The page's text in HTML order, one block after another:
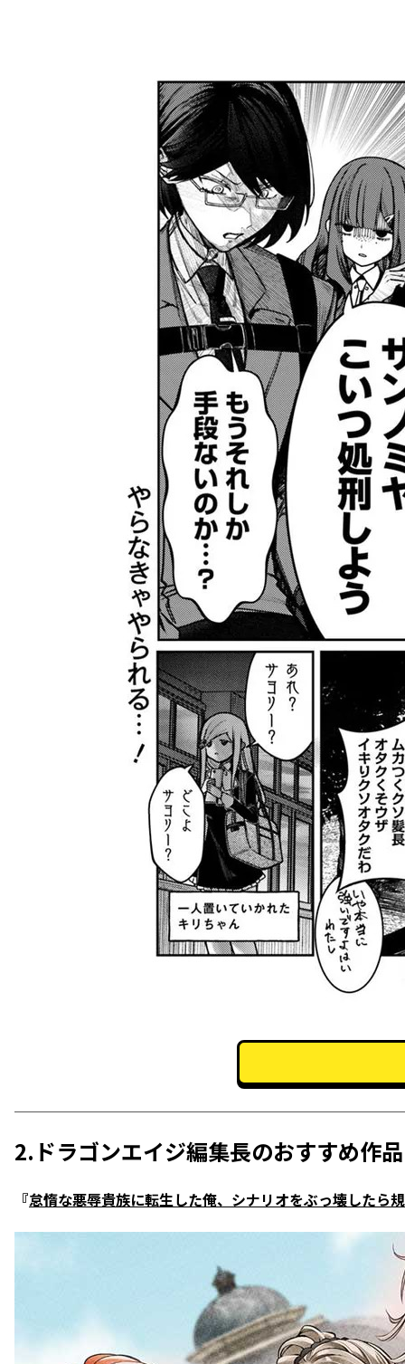
2.ドラゴンエイジ編集長のおすすめ作
『怠惰な悪辱貴族に転生した俺、シナリオをぶっ壊したら